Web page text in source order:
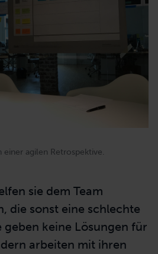
einer agilen Retrospektive.
sie dem Team
die sonst eine schlechte
geben keine Lösungen für
arbeiten mit ihren